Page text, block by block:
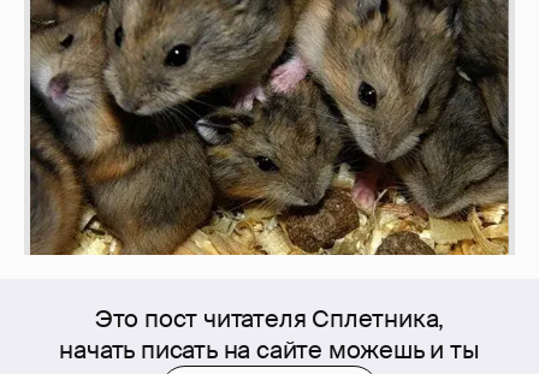
Это пост читателя Сплетника,
начать писать на сайте можешь и ты